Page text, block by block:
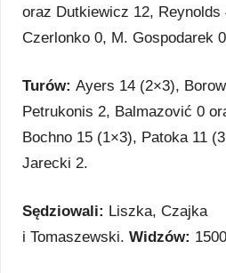
oraz Dutkiewicz 12,
Czerlonko 0, M. Gospodarek
Turów: Ayers 14 (2×3),
Petrukonis 2, Balmazović 0
Bochno 15 (1×3), Patoka 11
Jarecki 2.
Sędziowali: Liszka, Czajka
i Tomaszewski. Widzów: